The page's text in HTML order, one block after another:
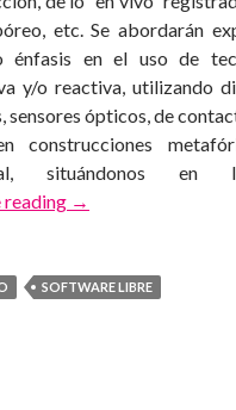
etc. Se abordarán
énfasis en el uso de
y/o reactiva, utilizando
sensores ópticos, de
construcciones
situándonos en
reading Incorporación del
→
SOFTWARE LIBRE